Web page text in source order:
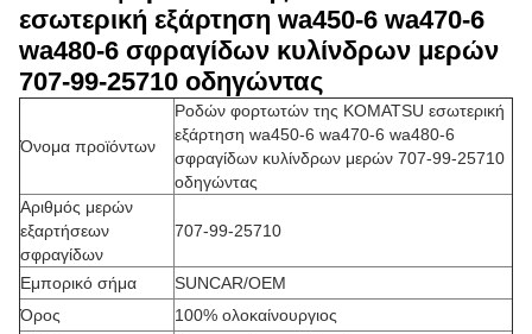
εσωτερική εξάρτηση wa450-6 wa470-6
wa480-6 σφραγίδων κυλίνδρων μερών
707-99-25710 οδηγώντας
Όνομα προϊόντων
Ροδών φορτωτών της KOMATSU εσωτερική
εξάρτηση wa450-6 wa470-6 wa480-6
σφραγίδων κυλίνδρων μερών 707-99-25710
οδηγώντας
Αριθμός μερών
εξαρτήσεων
σφραγίδων
707-99-25710
Εμπορικό σήμα
SUNCAR/OEM
Όρος
100% ολοκαίνουργιος